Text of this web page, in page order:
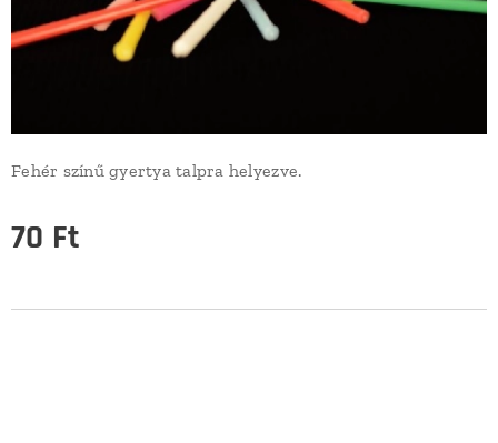
Fehér színű gyertya talpra helyezve.
70 Ft